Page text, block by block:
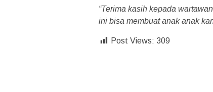
“Terima kasih kepada
ini bisa membuat anak anak
Post Views: 309